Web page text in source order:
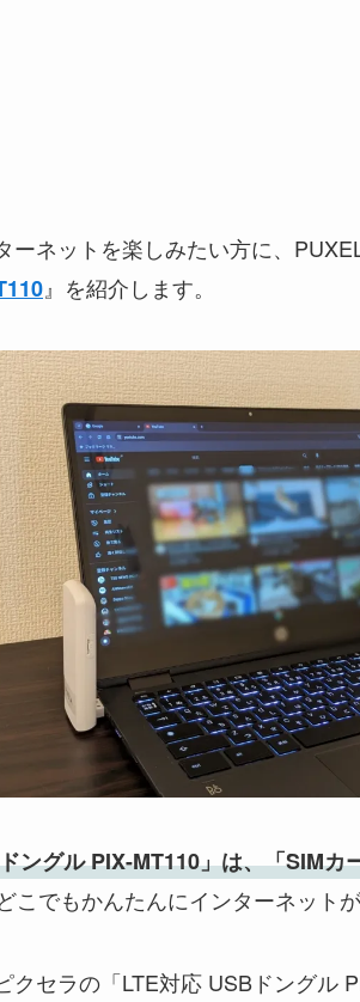
ーネットを楽しみたい方に、
』を紹介します。
ングル PIX-MT110」は、「SIM
こでもかんたんにインターネット
クセラの「LTE対応 USBドングル